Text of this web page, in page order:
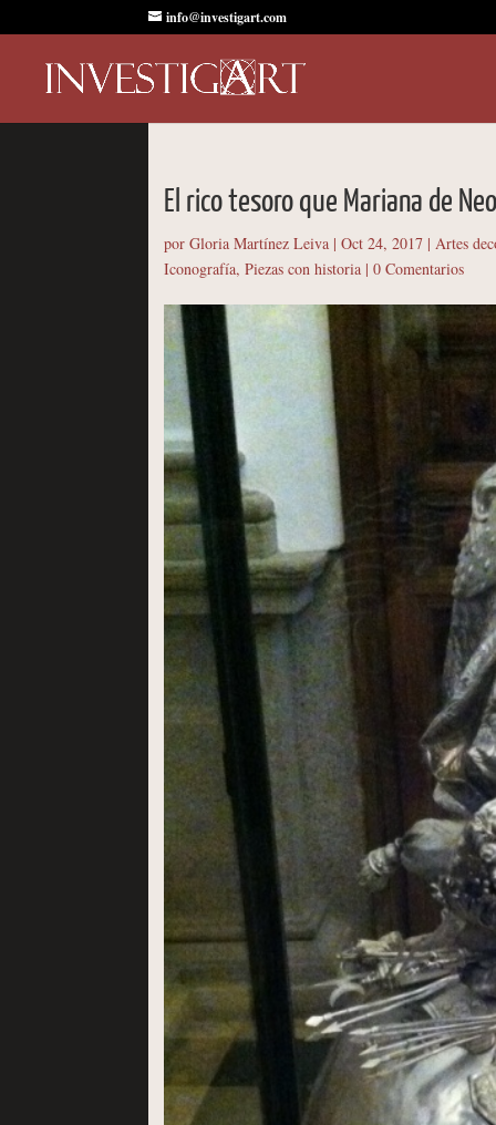
info@investigart.com
El rico tesoro que Mariana de
porGloria Martínez Leiva |Oct 24, 2017 |Artes
Iconografía,Piezas con historia |0 Comentarios